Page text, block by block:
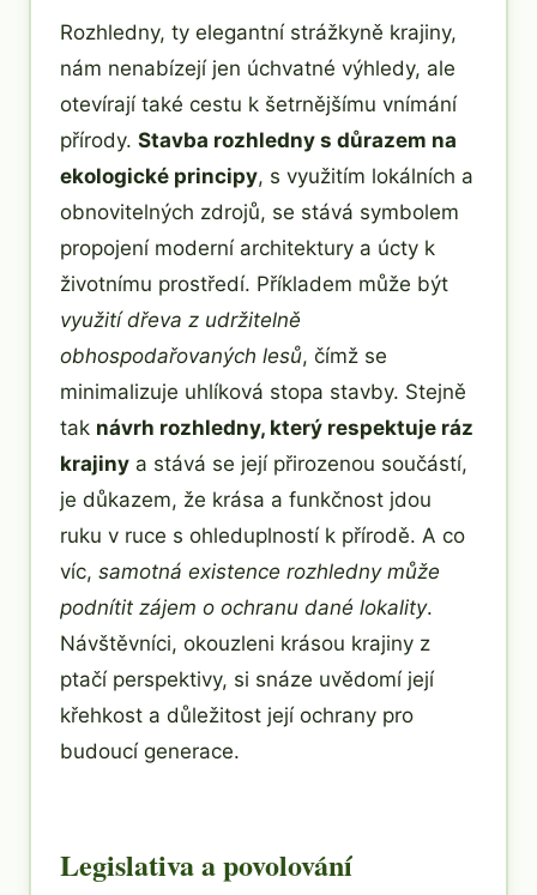
Rozhledny, ty elegantní strážkyně krajiny,
nám nenabízejí jen úchvatné výhledy, ale
otevírají také cestu k šetrnějšímu vnímání
přírody. Stavba rozhledny s důrazem na
ekologické principy, s využitím lokálních a
obnovitelných zdrojů, se stává symbolem
propojení moderní architektury a úcty k
životnímu prostředí. Příkladem může být
využití dřeva z udržitelně
obhospodařovaných lesů, čímž se
minimalizuje uhlíková stopa stavby. Stejně
tak návrh rozhledny, který respektuje ráz
krajiny a stává se její přirozenou součástí,
je důkazem, že krása a funkčnost jdou
ruku v ruce s ohleduplností k přírodě. A co
víc, samotná existence rozhledny může
podnítit zájem o ochranu dané lokality.
Návštěvníci, okouzleni krásou krajiny z
ptačí perspektivy, si snáze uvědomí její
křehkost a důležitost její ochrany pro
budoucí generace.
Legislativa a povolování